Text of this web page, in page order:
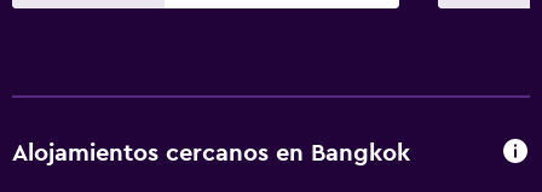
Spa
Piscina (cubierta)
Piscina con vista
Alojamientos cercanos en Bangkok